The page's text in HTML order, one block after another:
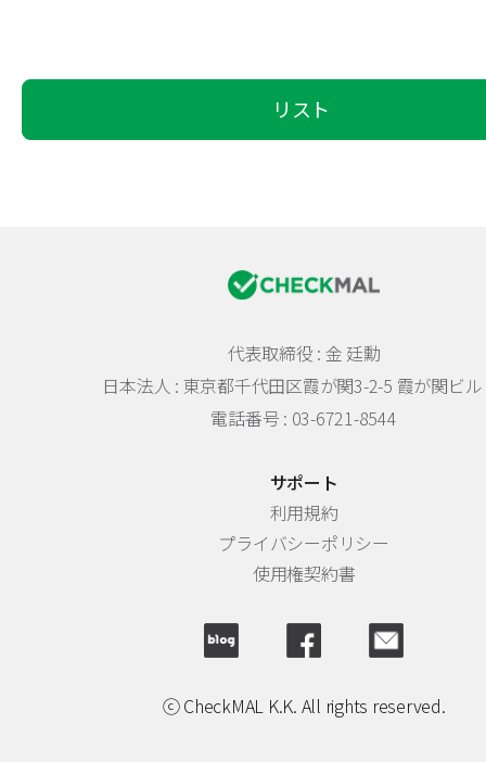
リスト
代表取締役 : 金 廷勳
日本法人 : 東京都千代田区霞が関3-2-5 霞が関ビル
電話番号 : 03-6721-8544
サポート
利用規約
プライバシーポリシー
使用権契約書
ⓒ CheckMAL K.K. All rights reserved.